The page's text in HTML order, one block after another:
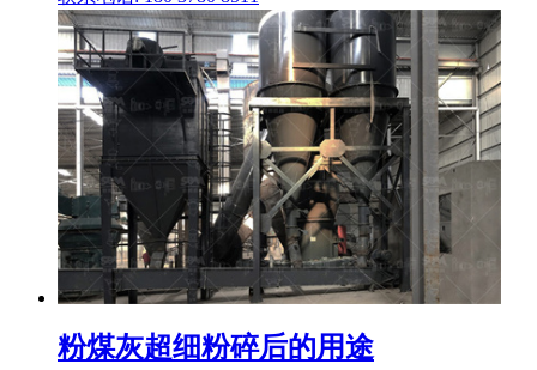
粉煤灰超细粉碎后的用途